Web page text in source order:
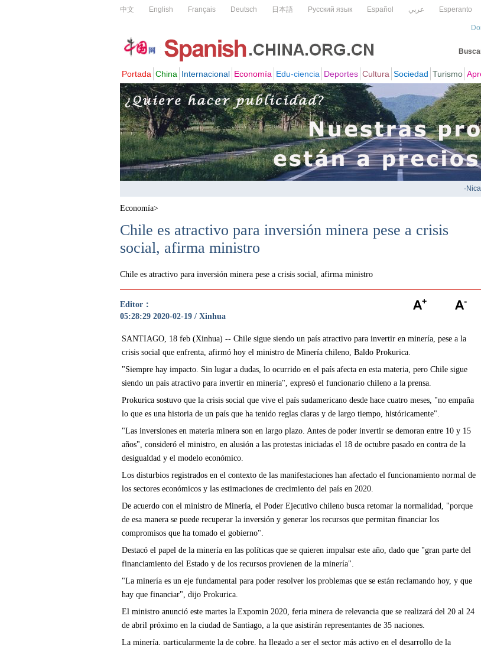
Economía>
Chile es atractivo para inversión minera pese a crisis
social, afirma ministro
Chile es atractivo para inversión minera pese a crisis social, afirma ministro
Editor：
05:28:29 2020-02-19 / Xinhua
SANTIAGO, 18 feb (Xinhua) -- Chile sigue siendo un país atractivo para invertir en minería, pese a la
crisis social que enfrenta, afirmó hoy el ministro de Minería chileno, Baldo Prokurica.
"Siempre hay impacto. Sin lugar a dudas, lo ocurrido en el país afecta en esta materia, pero Chile sigue
siendo un país atractivo para invertir en minería", expresó el funcionario chileno a la prensa.
Prokurica sostuvo que la crisis social que vive el país sudamericano desde hace cuatro meses, "no empaña
lo que es una historia de un país que ha tenido reglas claras y de largo tiempo, históricamente".
"Las inversiones en materia minera son en largo plazo. Antes de poder invertir se demoran entre 10 y 15
años", consideró el ministro, en alusión a las protestas iniciadas el 18 de octubre pasado en contra de la
desigualdad y el modelo económico.
Los disturbios registrados en el contexto de las manifestaciones han afectado el funcionamiento normal de
los sectores económicos y las estimaciones de crecimiento del país en 2020.
De acuerdo con el ministro de Minería, el Poder Ejecutivo chileno busca retomar la normalidad, "porque
de esa manera se puede recuperar la inversión y generar los recursos que permitan financiar los
compromisos que ha tomado el gobierno".
Destacó el papel de la minería en las políticas que se quieren impulsar este año, dado que "gran parte del
financiamiento del Estado y de los recursos provienen de la minería".
"La minería es un eje fundamental para poder resolver los problemas que se están reclamando hoy, y que
hay que financiar", dijo Prokurica.
El ministro anunció este martes la Expomin 2020, feria minera de relevancia que se realizará del 20 al 24
de abril próximo en la ciudad de Santiago, a la que asistirán representantes de 35 naciones.
La minería, particularmente la de cobre, ha llegado a ser el sector más activo en el desarrollo de la